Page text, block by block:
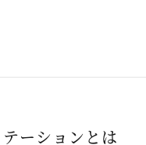
ーションとは